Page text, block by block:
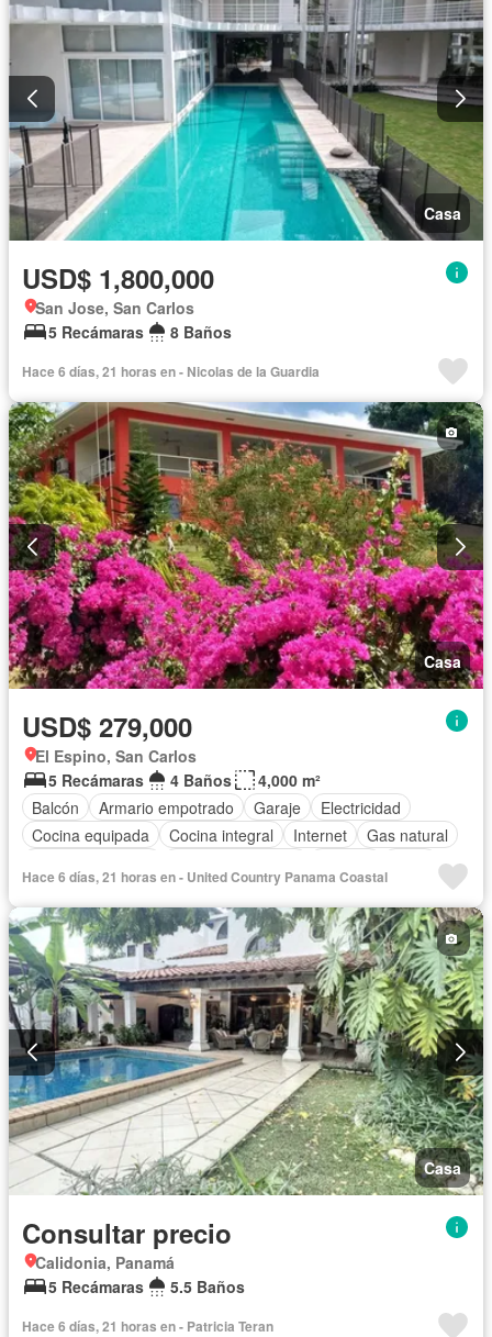
Casa
USD$ 1,800,000
San Jose, San Carlos
5 Recámaras
8 Baños
Hace 6 días, 21 horas en - Nicolas de la Guardia
Casa
USD$ 279,000
El Espino, San Carlos
5 Recámaras
4 Baños
4,000 m²
Balcón
Armario empotrado Garaje
Electricidad
Cocina equipada
Cocina integral Internet
Gas natural
Patio
Jardín Parrilla Parcialmente amueblado
Hace 6 días, 21 horas en - United Country Panama Coastal
Casa
Consultar precio
Calidonia, Panamá
5 Recámaras
5.5 Baños
Hace 6 días, 21 horas en - Patricia Teran